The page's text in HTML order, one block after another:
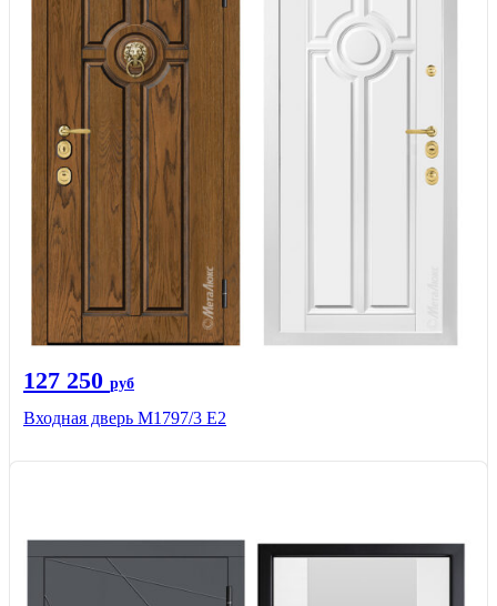
127 250 руб
Входная дверь М1797/3 Е2